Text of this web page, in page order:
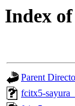
Index
Parent
fcitx5-